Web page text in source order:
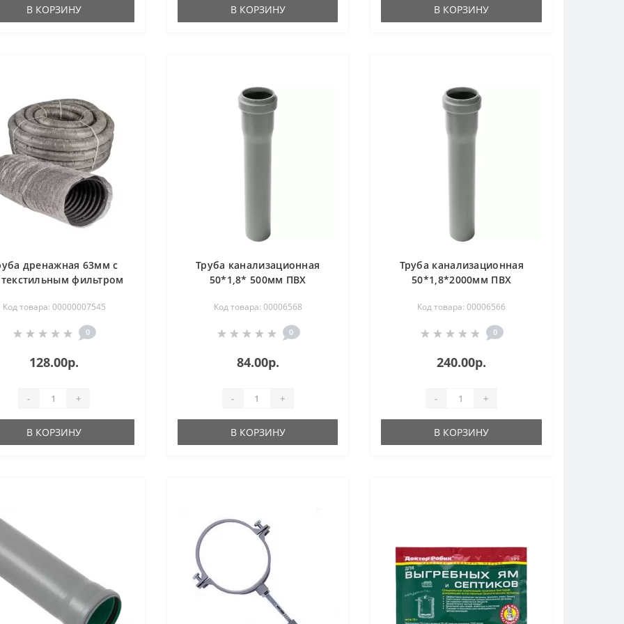
В КОРЗИНУ В КОРЗИНУ В КОРЗИНУ
дренажная 63мм с
фильтром
Код товара: 00000007545
0
128.00р.
- +
В КОРЗИНУ
Труба канализационная
50*1,8* 500мм ПВХ
Код товара: 00006568
0
84.00р.
- +
В КОРЗИНУ
Труба канализационная
50*1,8*2000мм ПВХ
Код товара: 00006566
0
240.00р.
- +
В КОРЗИНУ